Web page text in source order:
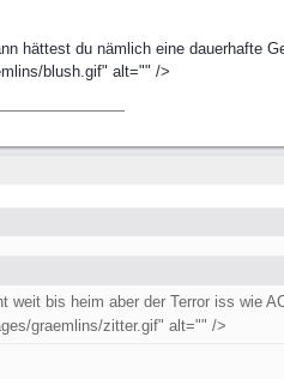
hättest du nämlich eine dauerhafte
blush.gif" alt="" />
weit bis heim aber der Terror iss wie
graemlins/zitter.gif" alt="" />